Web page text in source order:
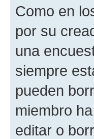
Como en
por su
una
siempre
pueden
miembro
editar o